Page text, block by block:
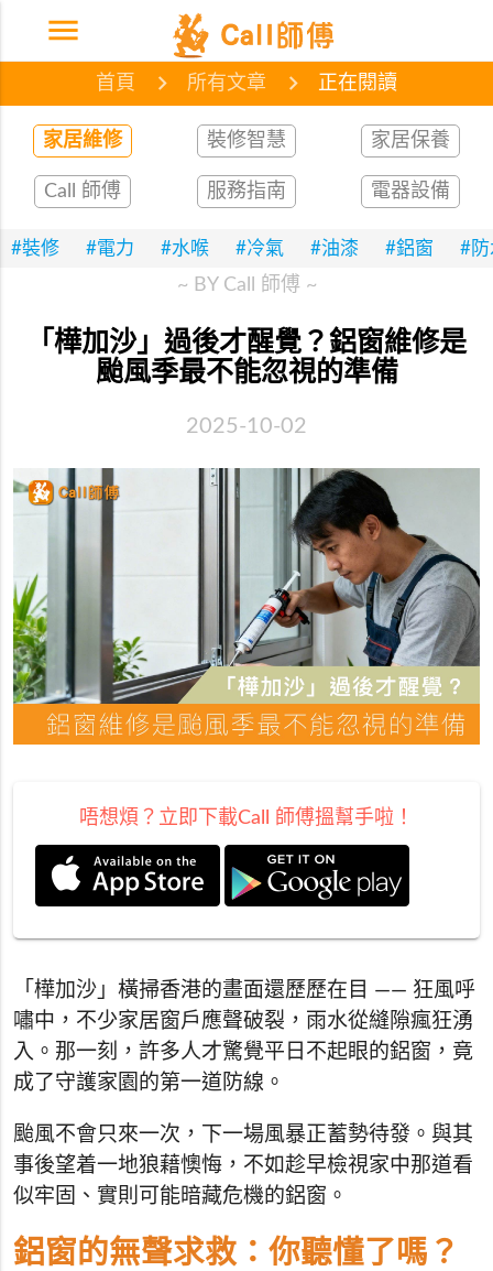
menu 首頁 網誌 文章
首頁 所有文章 正在閱讀
家居維修 裝修智慧 家居保養
Call 師傅 服務指南 電器設備
#裝修 #電力 #水喉 #冷氣 #油漆 #鋁窗 #防
~ BY Call 師傅 ~
「樺加沙」過後才醒覺？鋁窗維修是
颱風季最不能忽視的準備
2025-10-02
唔想煩？立即下載Call 師傅搵幫手啦！
「樺加沙」橫掃香港的畫面還歷歷在目 —— 狂風呼
嘯中，不少家居窗戶應聲破裂，雨水從縫隙瘋狂湧
入。那一刻，許多人才驚覺平日不起眼的鋁窗，竟
成了守護家園的第一道防線。
颱風不會只來一次，下一場風暴正蓄勢待發。與其
事後望着一地狼藉懊悔，不如趁早檢視家中那道看
似牢固、實則可能暗藏危機的鋁窗。
鋁窗的無聲求救：你聽懂了嗎？